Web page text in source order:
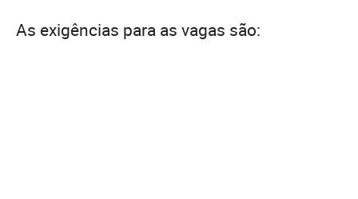
As exigências para as vagas são: